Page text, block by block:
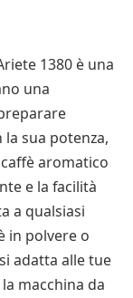
1380 è una
una
la sua potenza,
aromatico
e la facilità
a qualsiasi
in polvere o
adatta alle tue
macchina da